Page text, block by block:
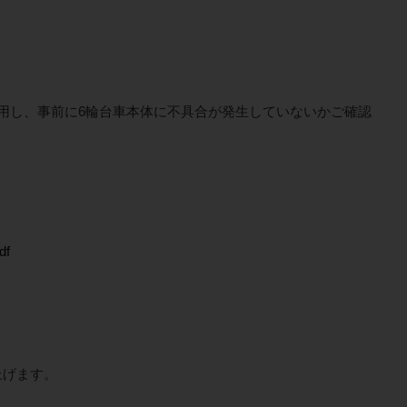
、事前に6輪台車本体に不具合が発生していないかご確認
ます。